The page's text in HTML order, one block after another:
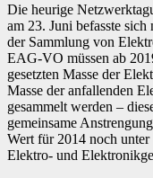
Die heurige
am 23. Juni befasste
der Sammlung von
EAG-VO müssen ab
gesetzten Masse der
Masse der anfallenden
gesammelt werden –
gemeinsame
Wert für 2014 noch unter
Elektro- und